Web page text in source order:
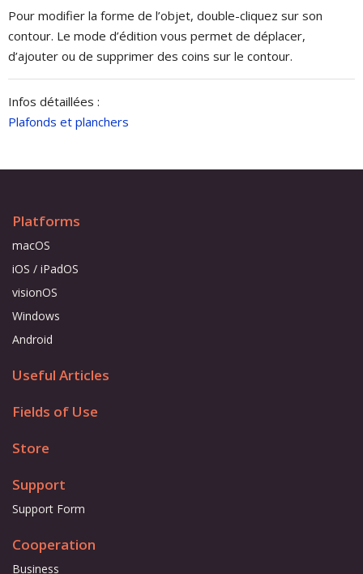
Pour modifier la forme de l’objet, double-cliquez sur son
contour. Le mode d’édition vous permet de déplacer,
d’ajouter ou de supprimer des coins sur le contour.
Infos détaillées :
Plafonds et planchers
Platforms
macOS
iOS / iPadOS
visionOS
Windows
Android
Useful Articles
Fields of Use
Store
Support
Support Form
Cooperation
Business